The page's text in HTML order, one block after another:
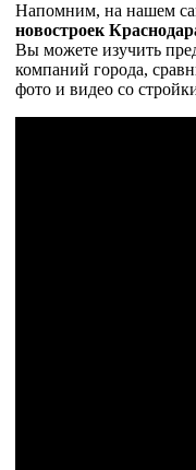
Напомним, на нашем
новостроек
Вы можете изучить
компаний города,
фото и видео со